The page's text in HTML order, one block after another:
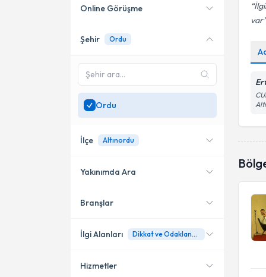
var
Online Görüşme
Online danışmanlık sunan
SadeceOrdu
uzman ara
Şehir Ordu
Ordu
İlçe Altınordu
Altınordu
Ünye
Yakınımda Ara
Konumuma yakın uzmanları
Branşlar
Aile Danışmanı
İlgi Alanları Dikkat ve Odaklanma Sorunları
Hizmetler